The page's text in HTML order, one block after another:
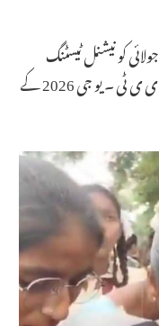
حیدرآباد: تلنگانہ کے دو طلباء نے جمعرات، 16 جولائی کو نیشنل ٹیسٹنگ
ایجنسی (این ٹی اے) کے ذریعہ اعلان کردہاین ای ی ٹی ۔ یو جی 2026 کے